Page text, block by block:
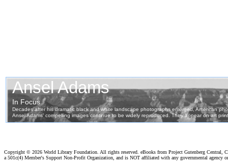
Copyright © 2026 World Library Foundation. All rights reserved. eBooks from Project Gutenberg Central,
a 501c(4) Member's Support Non-Profit Organization, and is NOT affiliated with any governmental agency